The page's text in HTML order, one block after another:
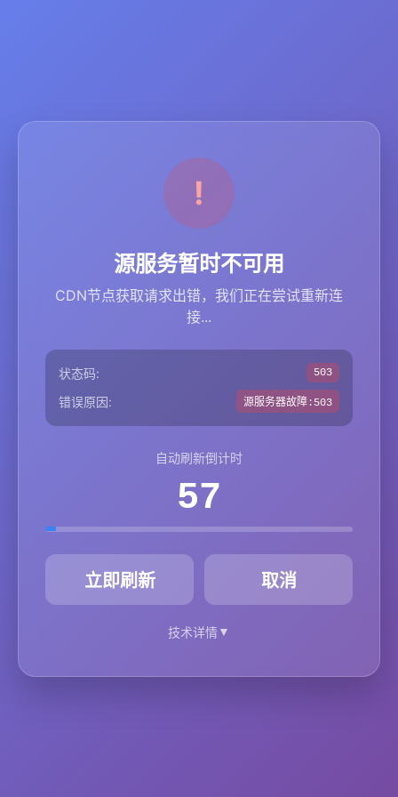
源服务暂时不可用
CDN节点获取请求出错，我们正在尝试重新连
接...
状态码: 503
错误原因: 源服务器故障:503
自动刷新倒计时
57
立即刷新 取消
技术详情▼